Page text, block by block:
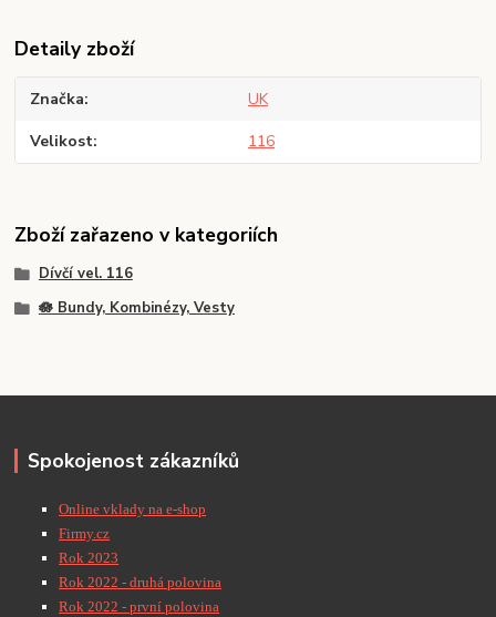
Detaily zboží
Značka UK
Velikost 116
Zboží zařazeno v kategoriích
Dívčí vel. 116
🪷 Bundy, Kombinézy, Vesty
Spokojenost zákazníků
Online vklady na e-shop
Firmy.cz
Rok 2023
Rok 2022 - druhá polovina
Rok 2022 - první polovina